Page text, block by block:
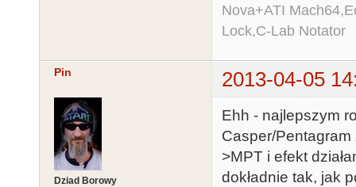
Nova+ATI
Lock,C-Lab Notator
Pin 2013-04-05
Dziad Borowy
Ehh - najlepszym
Casper/Pentagram
>MPT i efekt
dokładnie tak, jak